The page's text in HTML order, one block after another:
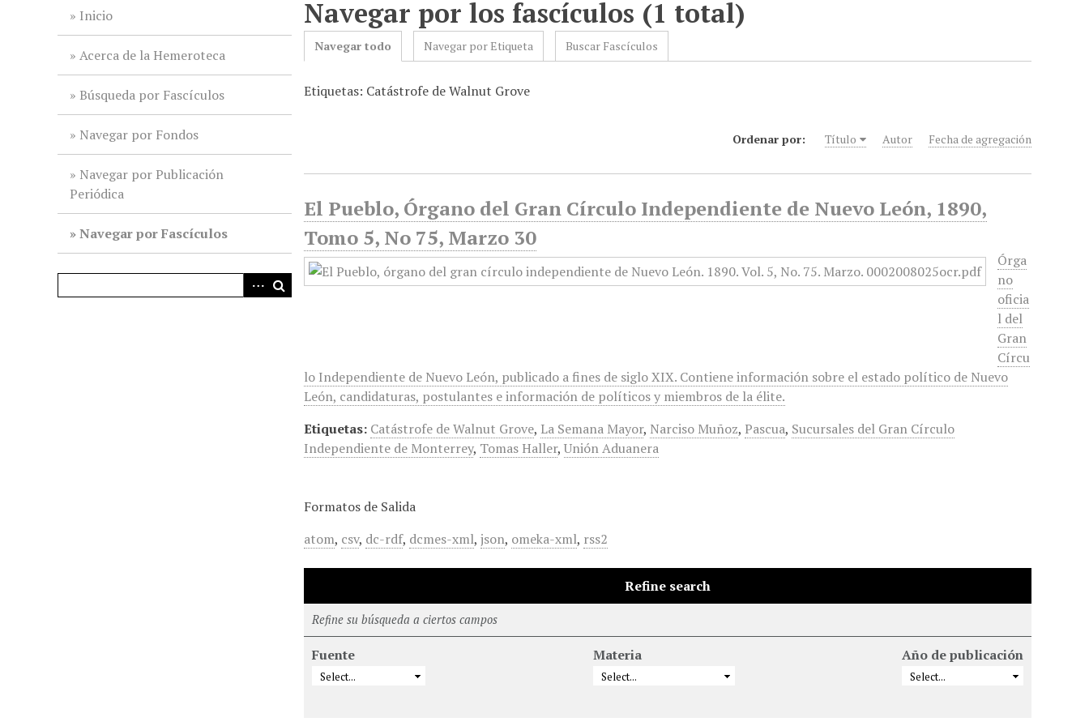
Inicio
Acerca de la Hemeroteca
Búsqueda por Fascículos
Navegar por Fondos
Navegar por Publicación
Periódica
Navegar por Fascículos
Navegar por los fascículos (1 total)
Navegar todo Navegar por Etiqueta Buscar Fascículos
Etiquetas: Catástrofe de Walnut Grove
Ordenar por: Título Autor Fecha de agregación
El Pueblo, Órgano del Gran Círculo Independiente de Nuevo León, 1890,
Tomo 5, No 75, Marzo 30
Órga
no
oficia
l del
Gran
Círcu
lo Independiente de Nuevo León, publicado a fines de siglo XIX. Contiene información sobre el estado político de Nuevo
León, candidaturas, postulantes e información de políticos y miembros de la élite.
Etiquetas: Catástrofe de Walnut Grove, La Semana Mayor, Narciso Muñoz, Pascua, Sucursales del Gran Círculo
Independiente de Monterrey, Tomas Haller,Unión Aduanera
Formatos de Salida
atom, csv, dc-rdf, dcmes-xml,json, omeka-xml, rss2
Refine search
Refine su búsqueda a ciertos campos
Fuente Materia Año de publicación